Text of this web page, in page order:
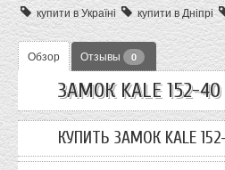
купити в Україні
купити в Дніпрі
Обзор Отзывы 0
ЗАМОК KALE 152-
КУПИТЬ ЗАМОК KALE